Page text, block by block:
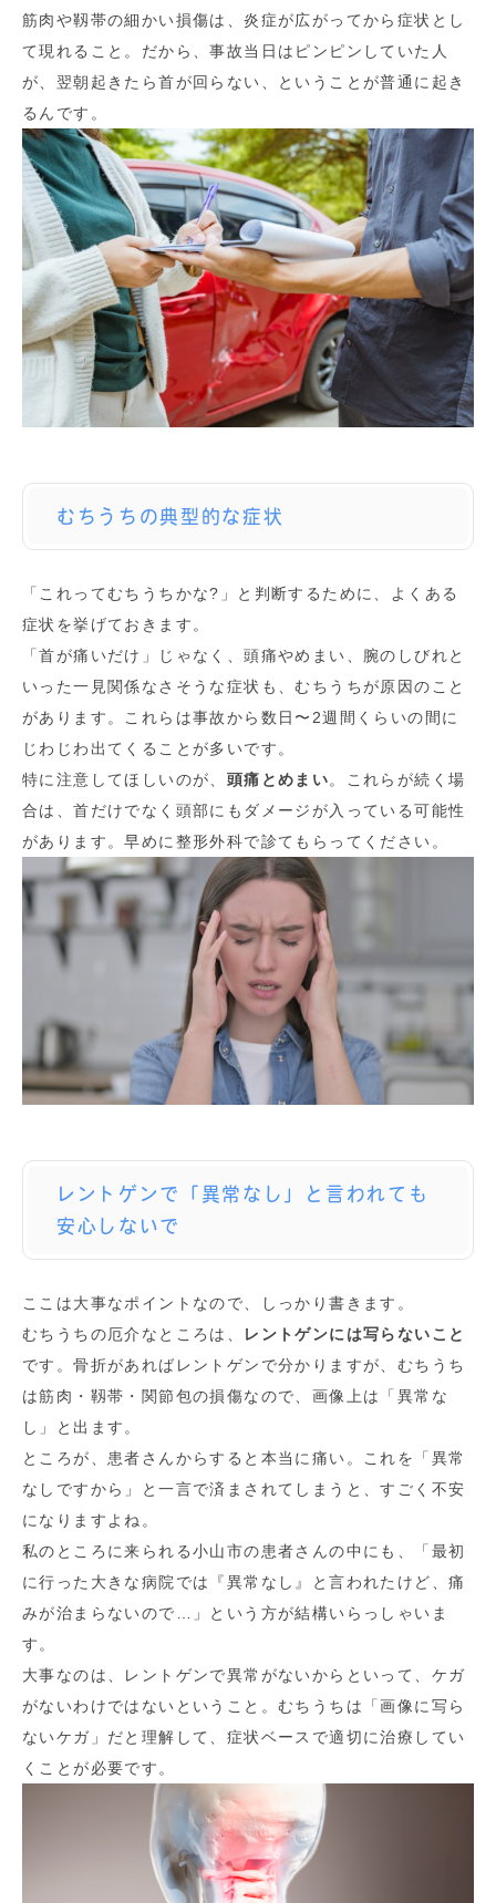
筋肉や靱帯の細かい損傷は、炎症が広がってから症状とし
て現れること。だから、事故当日はピンピンしていた人
が、翌朝起きたら首が回らない、ということが普通に起き
るんです。
むちうちの典型的な症状
「これってむちうちかな?」と判断するために、よくある
症状を挙げておきます。
「首が痛いだけ」じゃなく、頭痛やめまい、腕のしびれと
いった一見関係なさそうな症状も、むちうちが原因のこと
があります。これらは事故から数日〜2週間くらいの間に
じわじわ出てくることが多いです。
特に注意してほしいのが、 頭痛とめまい。これらが続く場
合は、首だけでなく頭部にもダメージが入っている可能性
があります。早めに整形外科で診てもらってください。
レントゲンで「異常なし」と言われても
安心しないで
ここは大事なポイントなので、しっかり書きます。
むちうちの厄介なところは、
レントゲンには写らないこと
です。骨折があればレントゲンで分かりますが、むちうち
は筋肉・靱帯・関節包の損傷なので、画像上は「異常な
し」と出ます。
ところが、患者さんからすると本当に痛い。これを「異常
なしですから」と一言で済まされてしまうと、すごく不安
になりますよね。
私のところに来られる小山市の患者さんの中にも、「最初
に行った大きな病院では『異常なし』と言われたけど、痛
みが治まらないので…」という方が結構いらっしゃいま
す。
大事なのは、レントゲンで異常がないからといって、ケガ
がないわけではないということ。むちうちは「画像に写ら
ないケガ」だと理解して、症状ベースで適切に治療してい
くことが必要です。